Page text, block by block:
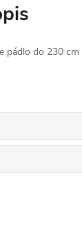
pádlo do 230 cm